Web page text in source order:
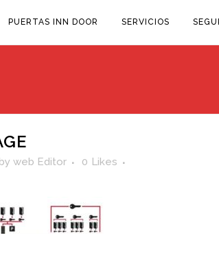
PUERTAS INN DOOR SERVICIOS
by web Editor 0 Likes